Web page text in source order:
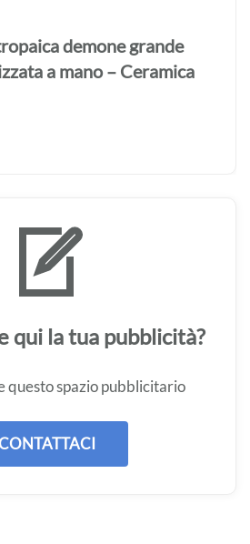
demone grande
a mano – Ceramica
qui la tua pubblicità?
questo spazio pubblicitario